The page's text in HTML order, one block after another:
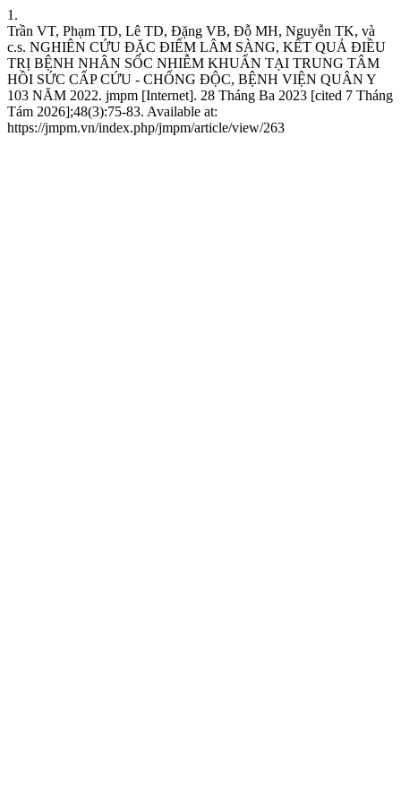
1.
Trần VT, Phạm TD, Lê TD, Đặng VB, Đỗ MH, Nguyễn TK, và
c.s. NGHIÊN CỨU ĐẶC ĐIỂM LÂM SÀNG, KẾT QUẢ ĐIỀU
TRỊ BỆNH NHÂN SỐC NHIỄM KHUẨN TẠI TRUNG TÂM
HỒI SỨC CẤP CỨU - CHỐNG ĐỘC, BỆNH VIỆN QUÂN Y
103 NĂM 2022. jmpm [Internet]. 28 Tháng Ba 2023 [cited 7 Tháng
Tám 2026];48(3):75-83. Available at:
https://jmpm.vn/index.php/jmpm/article/view/263